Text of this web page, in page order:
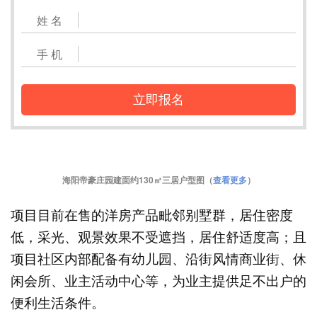
姓 名
手 机
立即报名
海阳帝豪庄园建面约130㎡三居户型图（查看更多）
项目目前在售的洋房产品毗邻别墅群，居住密度
低，采光、观景效果不受遮挡，居住舒适度高；且
项目社区内部配备有幼儿园、沿街风情商业街、休
闲会所、业主活动中心等，为业主提供足不出户的
便利生活条件。